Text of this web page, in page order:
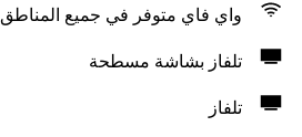
واي فاي متوفر في جميع المناطق
تلفاز بشاشة مسطحة
تلفاز